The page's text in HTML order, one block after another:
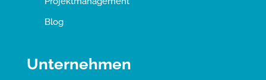
Blog
Unternehmen